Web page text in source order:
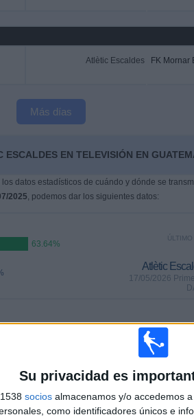
Su privacidad es
socios almacenamos y/o accedemos
como identificadores únicos e
Atlètic Escaldes FK Mornar
Más días
ESCALDES EN TELEVISIÓN EN
datos estadísticos de cuándo y dónde se
2025, podemos dar los siguientes datos:
63.64%
Atlètic
17/05/2026
SIN
CONSECUTIVOS
DE PAGO